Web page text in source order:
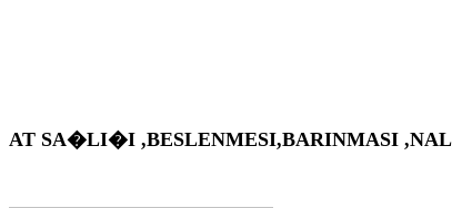
AT SA�LI�I ,BESLENMESI,BARINMASI